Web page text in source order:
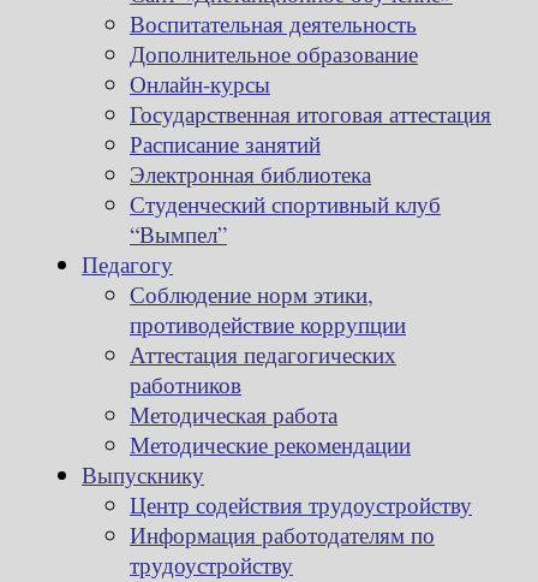
Воспитательная деятельность
Дополнительное образование
Онлайн-курсы
Государственная итоговая аттестация
Расписание занятий
Электронная библиотека
Студенческий спортивный клуб
“Вымпел”
Педагогу
Соблюдение норм этики,
противодействие коррупции
Аттестация педагогических
работников
Методическая работа
Методические рекомендации
Выпускнику
Центр содействия трудоустройству
Информация работодателям по
трудоустройству